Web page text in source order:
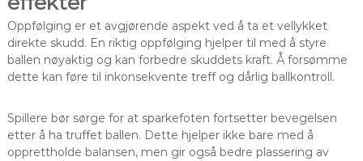
Oppfølging er et avgjørende aspekt ved å ta et vellykket
direkte skudd. En riktig oppfølging hjelper til med å styre
ballen nøyaktig og kan forbedre skuddets kraft. Å forsømme
dette kan føre til inkonsekvente treff og dårlig ballkontroll.
Spillere bør sørge for at sparkefoten fortsetter bevegelsen
etter å ha truffet ballen. Dette hjelper ikke bare med å
opprettholde balansen, men gir også bedre plassering av